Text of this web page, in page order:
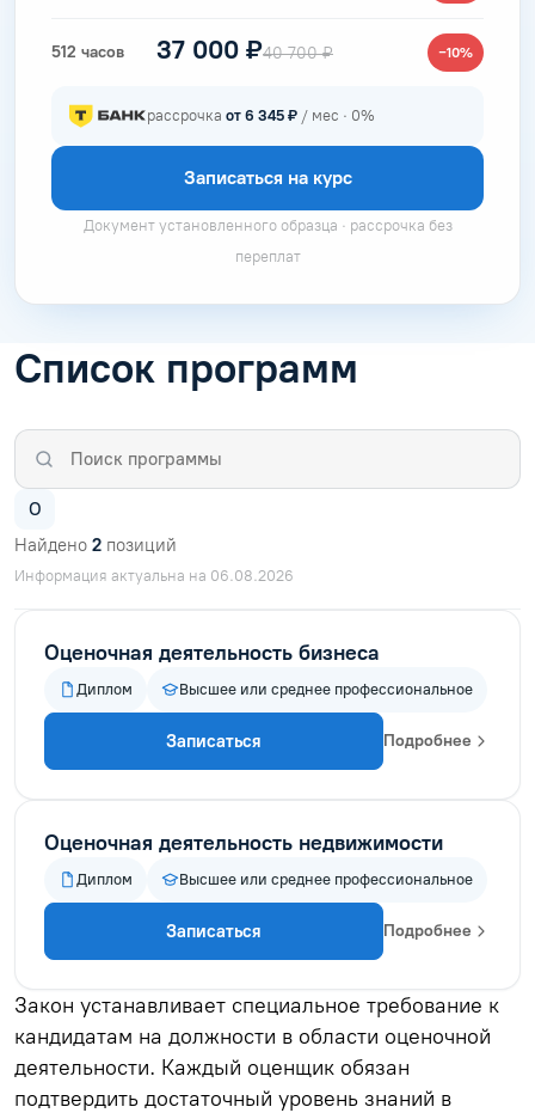
512 часов 37 000 ₽40 700 ₽ −10%
рассрочка от 6 345 ₽ / мес · 0%
Записаться на курс
Документ установленного образца · рассрочка без
переплат
Список программ
О
Найдено 2 позиций
Информация актуальна на 06.08.2026
Оценочная деятельность бизнеса
Диплом Высшее или среднее профессиональное
Записаться Подробнее
Оценочная деятельность недвижимости
Диплом Высшее или среднее профессиональное
Записаться Подробнее
Закон устанавливает специальное требование к
кандидатам на должности в области оценочной
деятельности. Каждый оценщик обязан
подтвердить достаточный уровень знаний в